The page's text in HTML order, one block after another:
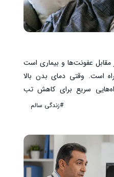
عفونت‌ها و بیماری است
است. وقتی دمای بدن بالا
سریع برای کاهش تب
و به روند بهبودی خود کمک
به بررسی انواع تب بر قوی
#زندگی سالم